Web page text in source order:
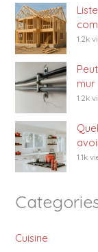
1.2k
1.2k
1.1k
Cuisine